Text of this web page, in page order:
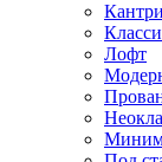
Кантри
Лофт